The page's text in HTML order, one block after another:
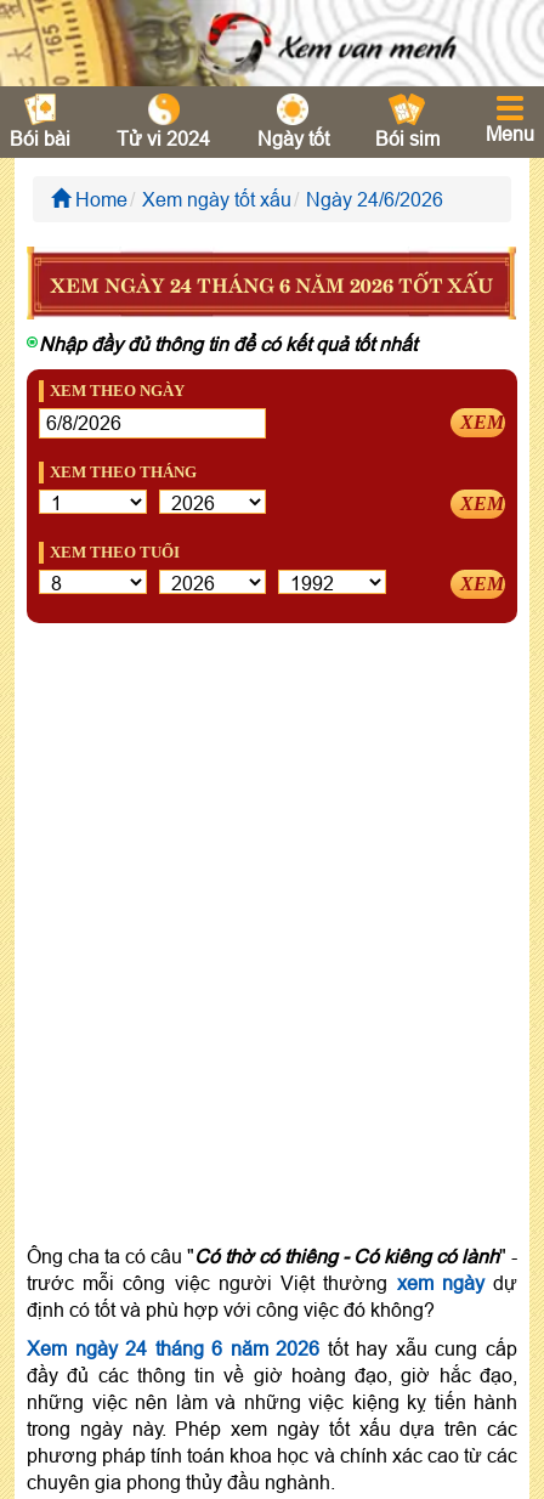
Bói bài Tử vi 2024 Ngày tốt Bói sim Menu
Home Xem ngày tốt xấu Ngày 24/6/2026
XEM NGÀY 24 THÁNG 6 NĂM 2026 TỐT XẤU
Nhập đầy đủ thông tin để có kết quả tốt nhất
XEM THEO NGÀY
XEM
XEM THEO THÁNG
XEM
XEM THEO TUỔI
XEM
Ông cha ta có câu "Có thờ có thiêng - Có kiêng có lành" -
trước mỗi công việc người Việt thường xem ngàydự
định có tốt và phù hợp với công việc đó không?
Xem ngày 24 tháng 6 năm 2026 tốt hay xẫu cung cấp
đầy đủ các thông tin về giờ hoàng đạo, giờ hắc đạo,
những việc nên làm và những việc kiệng kỵ tiến hành
trong ngày này. Phép xem ngày tốt xấu dựa trên các
phương pháp tính toán khoa học và chính xác cao từ các
chuyên gia phong thủy đầu nghành.